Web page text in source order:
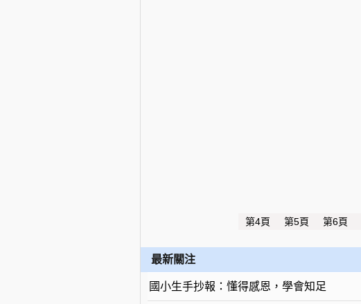
第4頁 第5頁 第6頁
最新關注
國小生手抄報：懂得感恩，學會知足